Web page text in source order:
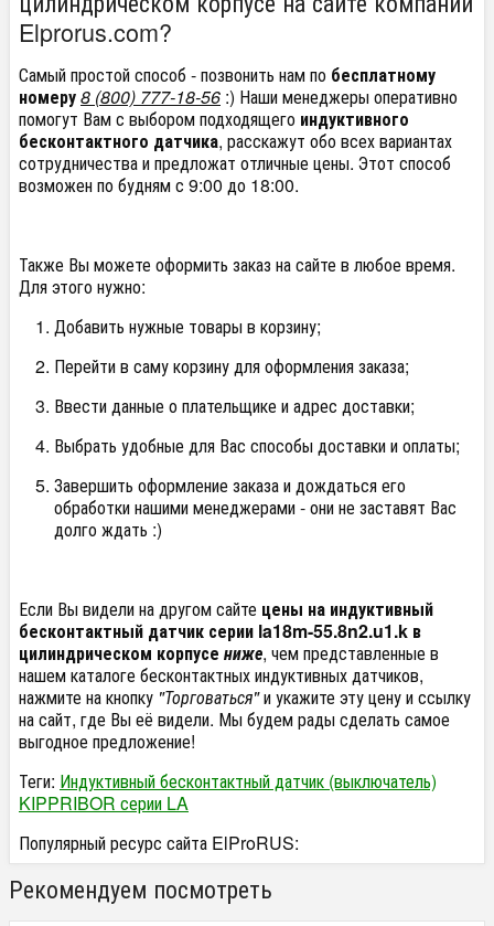
Elprorus.com?
Самый простой способ - позвонить нам по бесплатному
номеру8 (800) 777-18-56 :) Наши менеджеры оперативно
помогут Вам с выбором подходящего индуктивного
бесконтактного датчика, расскажут обо всех вариантах
сотрудничества и предложат отличные цены. Этот способ
возможен по будням с 9:00 до 18:00.
Также Вы можете оформить заказ на сайте в любое время.
Для этого нужно:
Добавить нужные товары в корзину;
Перейти в саму корзину для оформления заказа;
Ввести данные о плательщике и адрес доставки;
Выбрать удобные для Вас способы доставки и оплаты;
Завершить оформление заказа и дождаться его
обработки нашими менеджерами - они не заставят Вас
долго ждать :)
Если Вы видели на другом сайте цены на индуктивный
бесконтактный датчик серии la18m-55.8n2.u1.k в
цилиндрическом корпусе ниже, чем представленные в
нашем каталоге бесконтактных индуктивных датчиков,
нажмите на кнопку "Торговаться"и укажите эту цену и ссылку
на сайт, где Вы её видели. Мы будем рады сделать самое
выгодное предложение!
Теги: Индуктивный бесконтактный датчик (выключатель)
KIPPRIBOR серии LA
Популярный ресурс сайта ElProRUS:
Рекомендуем посмотреть